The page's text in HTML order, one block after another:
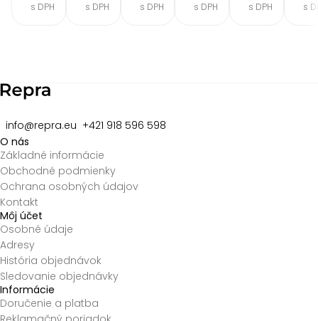
s DPH s DPH s DPH s DPH s DPH s
info@repra.eu +421 918 596 598
O nás
Základné informácie
Obchodné podmienky
Ochrana osobných údajov
Kontakt
Môj účet
Osobné údaje
Adresy
História objednávok
Sledovanie objednávky
Informácie
Doručenie a platba